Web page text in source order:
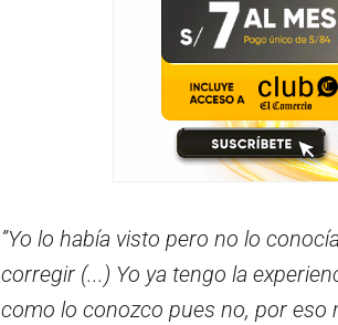
”Yo lo había visto pero no lo
corregir (...) Yo ya tengo la
como lo conozco pues no, por eso